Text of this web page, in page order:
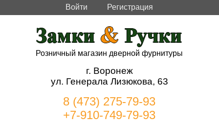
Войти Регистрация
Розничный магазин дверной фурнитуры
г. Воронеж
ул. Генерала Лизюкова, 63
8 (473) 275-79-93
+7-910-749-79-93